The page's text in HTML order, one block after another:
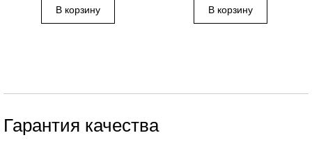
Гарантия качества